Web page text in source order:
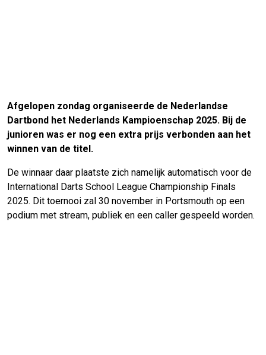
Afgelopen zondag organiseerde de Nederlandse
Dartbond het Nederlands Kampioenschap 2025. Bij de
junioren was er nog een extra prijs verbonden aan het
winnen van de titel.
De winnaar daar plaatste zich namelijk automatisch voor de
International Darts School League Championship Finals
2025. Dit toernooi zal 30 november in Portsmouth op een
podium met stream, publiek en een caller gespeeld worden.